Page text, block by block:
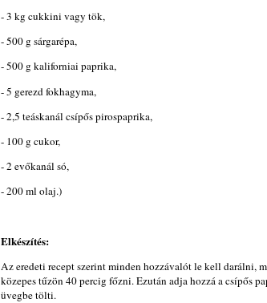
- 3 kg cukkini vagy tök,
- 500 g sárgarépa,
- 500 g kaliforniai paprika,
- 5 gerezd fokhagyma,
- 2,5 teáskanál csípős pirospaprika,
- 100 g cukor,
- 2 evőkanál só,
- 200 ml olaj.)
Elkészítés:
Az eredeti recept szerint minden hozzávalót le kell darálni,
közepes tűzön 40 percig főzni. Ezután adja hozzá a csípős
üvegbe tölti.